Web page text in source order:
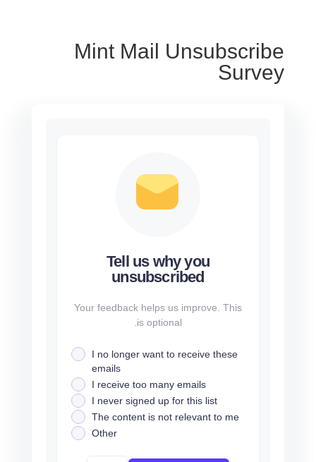
Mint Mail Unsubscribe
Survey
Tell us why you
unsubscribed
Your feedback helps us improve. This
is optional.
I no longer want to receive these
emails
I receive too many emails
I never signed up for this list
The content is not relevant to me
Other